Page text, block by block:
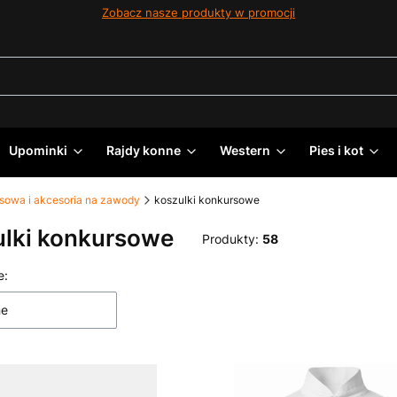
Zobacz nasze produkty w promocji
Upominki Rajdy konne Western Pies i kot
i akcesoria na zawody koszulki konkursowe
konkursowe Produkty: 58